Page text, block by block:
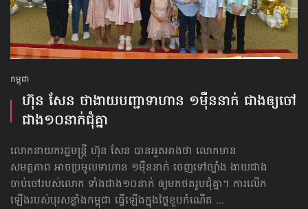
កម្ពុជា
ហ៊ុន សែន ថាងាយ​បញ្ជា​ទាហាន ១ម៉ឺន​នាក់ ជាងឲ្យ​ចៅ
ជាង​១០នាក់ជុំគ្នា
លោកនាយករដ្ឋមន្ត្រី ហ៊ុន សែន បានអួតអាងថា លោកមាន
សមត្ថភាព អាចប្រមូលទាហាន ១ម៉ឺននាក់ ចេញទៅច្បាំង ងាយជាង
ចាប់ចៅ​របស់លោក ទាំងជាង១០នាក់ ឲ្យមកថតរូបជុំគ្នា។ ការលើក
ឡើងរបស់បុរសខ្លាំងកម្ពុជា ធ្វើឡើងក្នុងថ្ងៃខួបកំណើត ...